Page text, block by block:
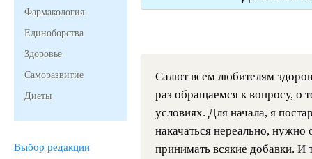
Фармакология
Единоборства
Здоровье
Саморазвитие
Диеты
Выбор редакции
Салют всем любителям
раз обращаемся к вопросу, о
условиях. Для начала, я
накачаться нереально, нужно
принимать всякие добавки. И